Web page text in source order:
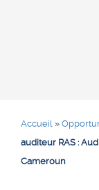
Accueil »
auditeur RAS :
Cameroun